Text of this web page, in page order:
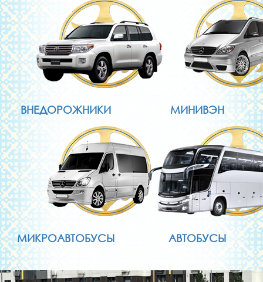
ВНЕДОРОЖНИКИ МИНИВЭН
МИКРОАВТОБУСЫ АВТОБУСЫ